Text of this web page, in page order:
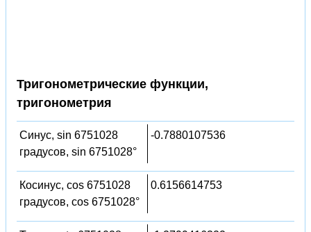
Тригонометрические функции,
тригонометрия
Синус, sin 6751028
градусов, sin 6751028°
-0.7880107536
Косинус, cos 6751028
градусов, cos 6751028°
0.6156614753